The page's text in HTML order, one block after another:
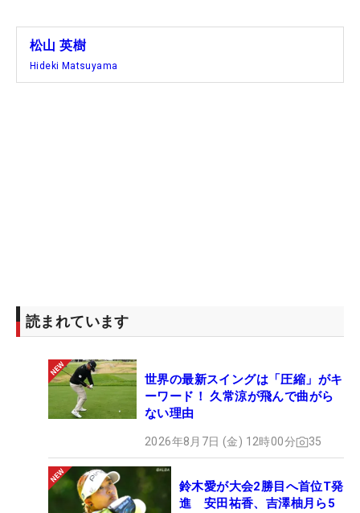
のバーディチャンスがやって来て、これが決まれば
常に優勝しか表彰されない通常ツアーとは違って、
上位3位を決める息詰まるメダル争い。前回は銅メ
ダルをかけたプレーオフで敗退していただけに、リ
ベンジに燃えた今回は「正直、金メダルを獲りたか
ったけど、すごくうれしい」と、最後は笑顔で表彰
台に上がった。松山英樹が、また日本の男子ゴルフ
に新たに歴史を刻み込んだ。
松山 英樹
Hideki Matsuyama
読まれています
世界の最新スイングは「圧縮」がキ
ーワード！ 久常涼が飛んで曲がら
ない理由
2026年8月7日 (金) 12時00分 35
鈴木愛が大会2勝目へ首位T発
進 安田祐香、吉澤柚月ら5